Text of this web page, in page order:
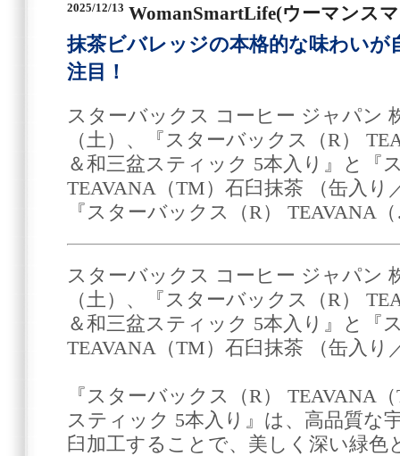
2025/12/13 WomanSmartLife(ウーマンス
抹茶ビバレッジの本格的な味わいが
注目！
スターバックス コーヒー ジャパン
（土）、『スターバックス（R）
＆和三盆スティック 5本入り』と『
TEAVANA（TM）石臼抹茶 （缶入り
『スターバックス（R） TEAVANA
スターバックス コーヒー ジャパン
（土）、『スターバックス（R）
＆和三盆スティック 5本入り』と『
TEAVANA（TM）石臼抹茶 （缶入り
『スターバックス（R） TEAVANA
スティック 5本入り』は、高品質な
臼加工することで、美しく深い緑色